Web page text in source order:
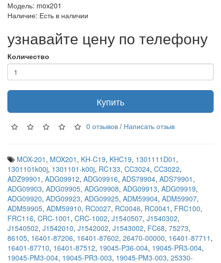
Модель: mox201
Наличие: Есть в наличии
узнавайте цену по телефону
Количество
Купить
0 отзывов / Написать отзыв
MOX-201 , MOX201 , KH-C19, KHC19, 1301111D01 ,
1301101k00j, 1301101-k00j, RC133, CC3024, CC3022,
ADZ99901 , ADG09912, ADG09916, ADS79904, ADS79901 ,
ADG09903, ADG09905, ADG09908, ADG09913, ADG09919,
ADG09920, ADG09923, ADG09925, ADM59904, ADM59907,
ADM59905, ADM59910, RC0027, RC0046, RC0041 , FRC100,
FRC116, CRC-1001 , CRC-1002, J1540507, J1540302,
J1540502, J1542010, J1542002, J1543002, FC68, 75273,
86105, 16401-87206, 16401-87602, 26470-00000, 16401-87711 ,
16401-87710, 16401-87512, 19045-P36-004, 19045-PR3-004,
19045-PM3-004, 19045-PR3-003, 19045-PM3-003, 25330-